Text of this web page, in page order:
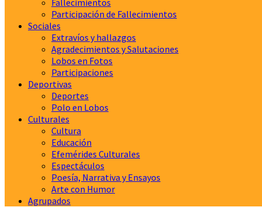
Fallecimientos
Participación de Fallecimientos
Sociales
Extravíos y hallazgos
Agradecimientos y Salutaciones
Lobos en Fotos
Participaciones
Deportivas
Deportes
Polo en Lobos
Culturales
Cultura
Educación
Efemérides Culturales
Espectáculos
Poesía, Narrativa y Ensayos
Arte con Humor
Agrupados